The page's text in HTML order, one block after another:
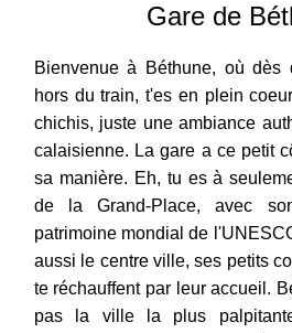
Gare de
Bienvenue à Béthune, où dès
hors du train, t'es en plein
chichis, juste une ambiance
calaisienne. La gare a ce petit
sa manière. Eh, tu es à
de la Grand-Place, avec
patrimoine mondial de
aussi le centre ville, ses petits
te réchauffent par leur accueil.
pas la ville la plus